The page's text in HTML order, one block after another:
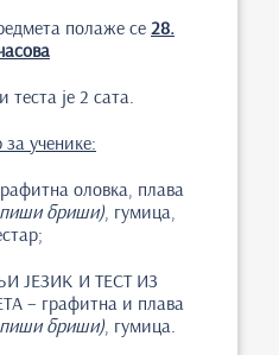
полаже се 28.
теста је 2 сата.
ученике:
оловка, плава
пиши бриши), гумица,
ЈЕЗИК И ТЕСТ ИЗ
– графитна и плава
пиши бриши), гумица.